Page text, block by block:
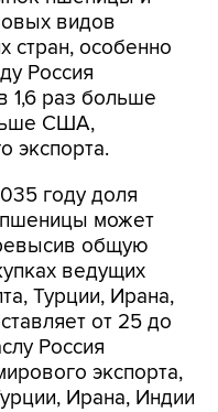
видов
стран, особенно
Россия
1,6 раз больше
США,
экспорта.
году доля
может
общую
ведущих
Турции, Ирана,
от 25 до
Россия
экспорта,
Ирана, Индии